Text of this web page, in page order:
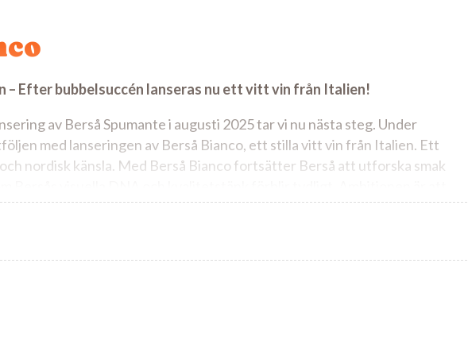
– Efter bubbelsuccén lanseras nu ett vitt vin från Italien!
av Berså Spumante i augusti 2025 tar vi nu nästa steg. Under
med lanseringen av Berså Bianco, ett stilla vitt vin från Italien. Ett
nordisk känsla. Med Berså Bianco fortsätter Berså att utforska smak
att dricka som att ställa fram på bordet.
av noggrant utvalda druvor. Modernt och välbalanserat.
med inslag av stenfrukt, päron och citrusfrukt.